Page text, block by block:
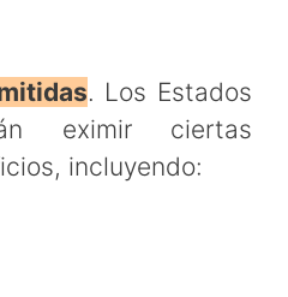
. Los Estados
eximir ciertas
incluyendo: